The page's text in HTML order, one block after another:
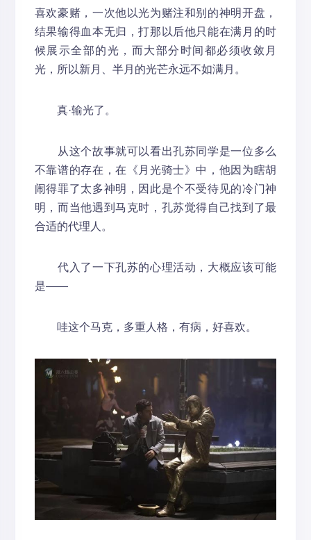
喜欢豪赌，一次他以光为赌注和别的神明开盘，
结果输得血本无归，打那以后他只能在满月的时
候展示全部的光，而大部分时间都必须收敛月
光，所以新月、半月的光芒永远不如满月。
真·输光了。
从这个故事就可以看出孔苏同学是一位多么
不靠谱的存在，在《月光骑士》中，他因为瞎胡
闹得罪了太多神明，因此是个不受待见的冷门神
明，而当他遇到马克时，孔苏觉得自己找到了最
合适的代理人。
代入了一下孔苏的心理活动，大概应该可能
是——
哇这个马克，多重人格，有病，好喜欢。